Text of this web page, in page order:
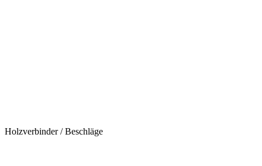
Holzverbinder / Beschläge